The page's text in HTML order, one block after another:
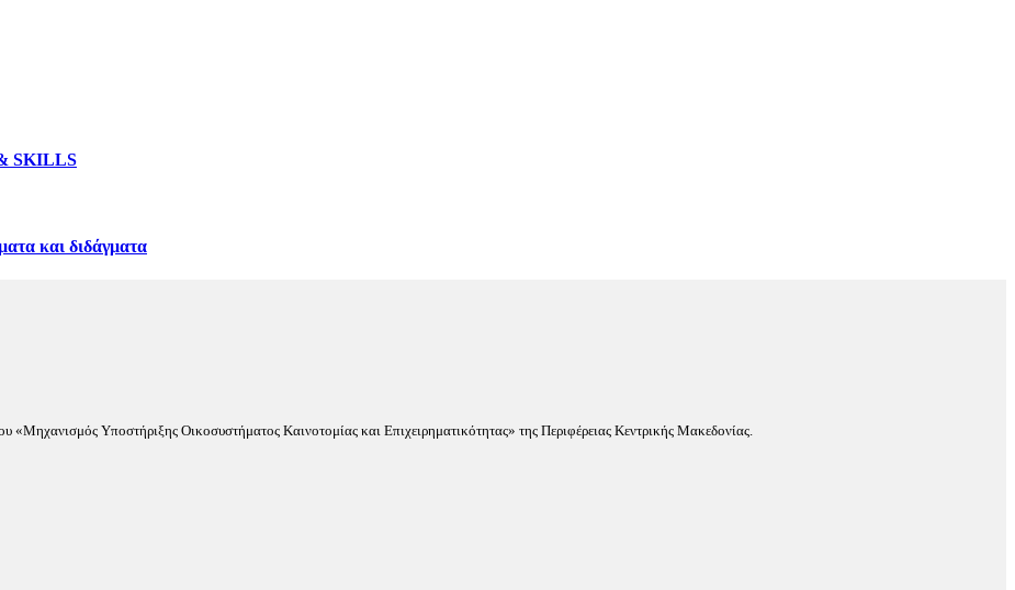
SKILLS
και διδάγματα
Υποστήριξης Οικοσυστήματος Καινοτομίας και Επιχειρηματικότητας» της Περιφέρειας Κεντρικής Μακεδονίας.